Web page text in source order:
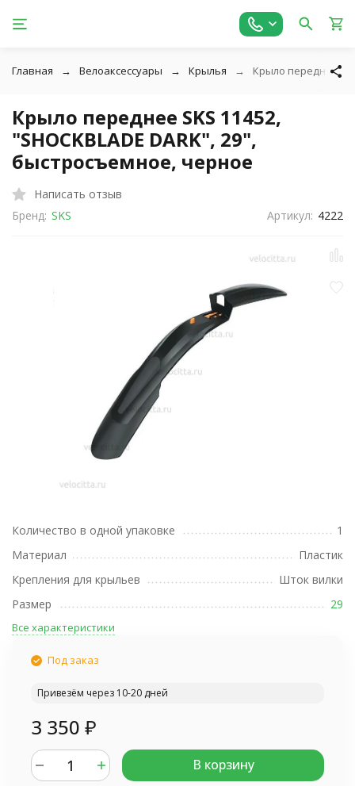
Главная Велоаксессуары Крылья Крыло переднее
Крыло переднее SKS 11452,
"SHOCKBLADE DARK", 29",
быстросъемное, черное
Написать отзыв
Бренд: SKS Артикул: 4222
Количество в одной упаковке
1
Материал
Пластик
Крепления для крыльев
Шток вилки
Размер
29
Все характеристики
Под заказ
Привезём через 10-20 дней
3 350 ₽
В корзину